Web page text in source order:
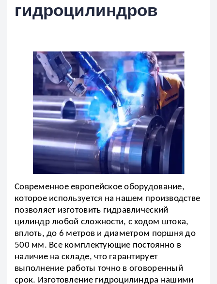
гидроцилиндров
Современное европейское оборудование,
которое используется на нашем производстве
позволяет изготовить гидравлический
цилиндр любой сложности, с ходом штока,
вплоть, до 6 метров и диаметром поршня до
500 мм. Все комплектующие постоянно в
наличие на складе, что гарантирует
выполнение работы точно в оговоренный
срок. Изготовление гидроцилиндра нашими